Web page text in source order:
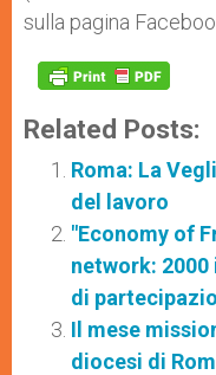
sulla pagina
Related Posts:
Roma: La
del lavoro
"Economy of
network:
di
Il mese
diocesi di